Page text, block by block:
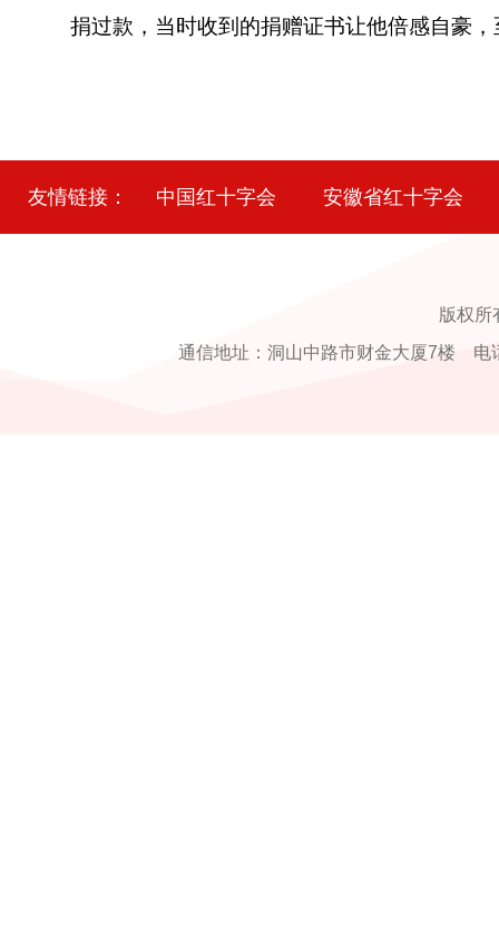
捐过款，当时收到的捐赠证书让他倍感自豪
友情链接： 中国红十字会 安徽省红十字会
版权所
通信地址：洞山中路市财金大厦7楼